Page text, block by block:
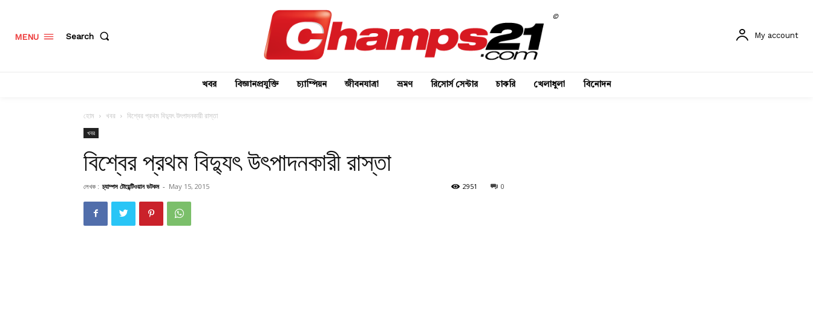
MENU Search
©
My account
খবর বিজ্ঞানপ্রযুক্তি চ্যাম্পিয়ন জীবনযাত্রা ভ্রমণ রিসোর্স সেন্টার চাকরি খেলাধুলা বিনোদন
হোম খবর বিশ্বের প্রথম বিদ্যুৎ উৎপাদনকারী রাস্তা
খবর
বিশ্বের প্রথম বিদ্যুৎ উৎপাদনকারী রাস্তা
লেখক : চ্যাম্পস টোয়েন্টিওয়ান ডটকম - May 15, 2015 0
2951